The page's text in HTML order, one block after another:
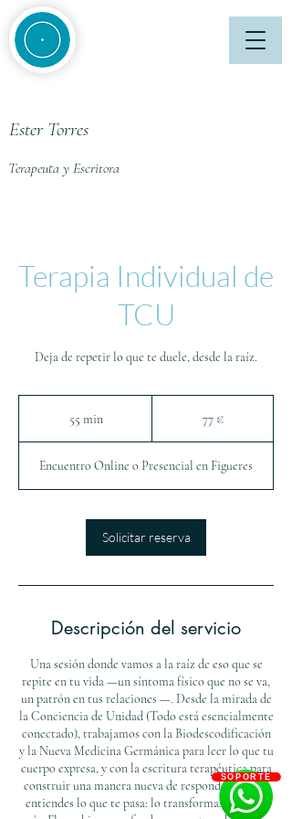
Terapeuta y Escritora
Ester Torres
Terapia Individual de
TCU
Deja de repetir lo que te duele, desde la raíz.
55 min5
m
i
77 €
Encuentro Online o Presencial en Figueres
Solicitar reserva
Descripción del servicio
Una sesión donde vamos a la raíz de eso que se
repite en tu vida —un síntoma físico que no se va,
un patrón en tus relaciones —. Desde la mirada de
la Conciencia de Unidad (Todo está esencialmente
conectado), trabajamos con la Biodescodificación
y la Nueva Medicina Germánica para leer lo que tu
cuerpo expresa, y con la escritura terapéutica para
construir una manera nueva de responder. No slo
entiendes lo que te pasa: lo transformas desde la
SOPORTE